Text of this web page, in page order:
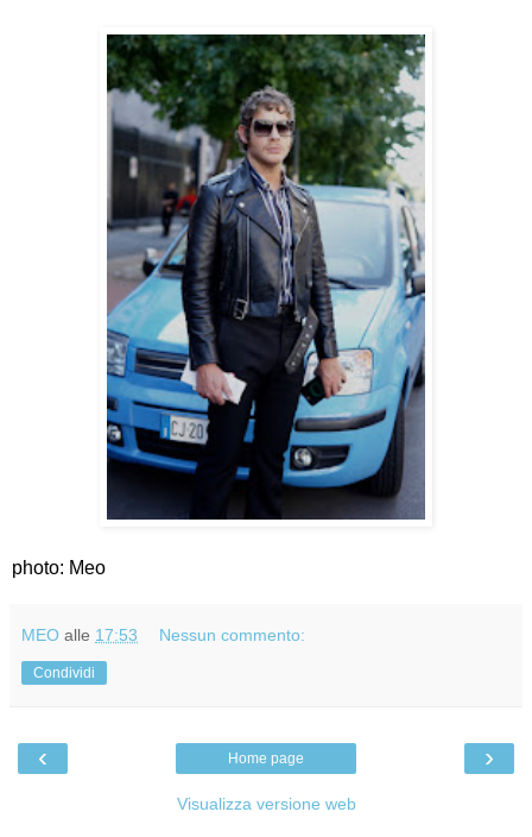
photo: Meo
MEO alle 17:53 Nessun commento:
Condividi
‹ ›
Home page
Visualizza versione web